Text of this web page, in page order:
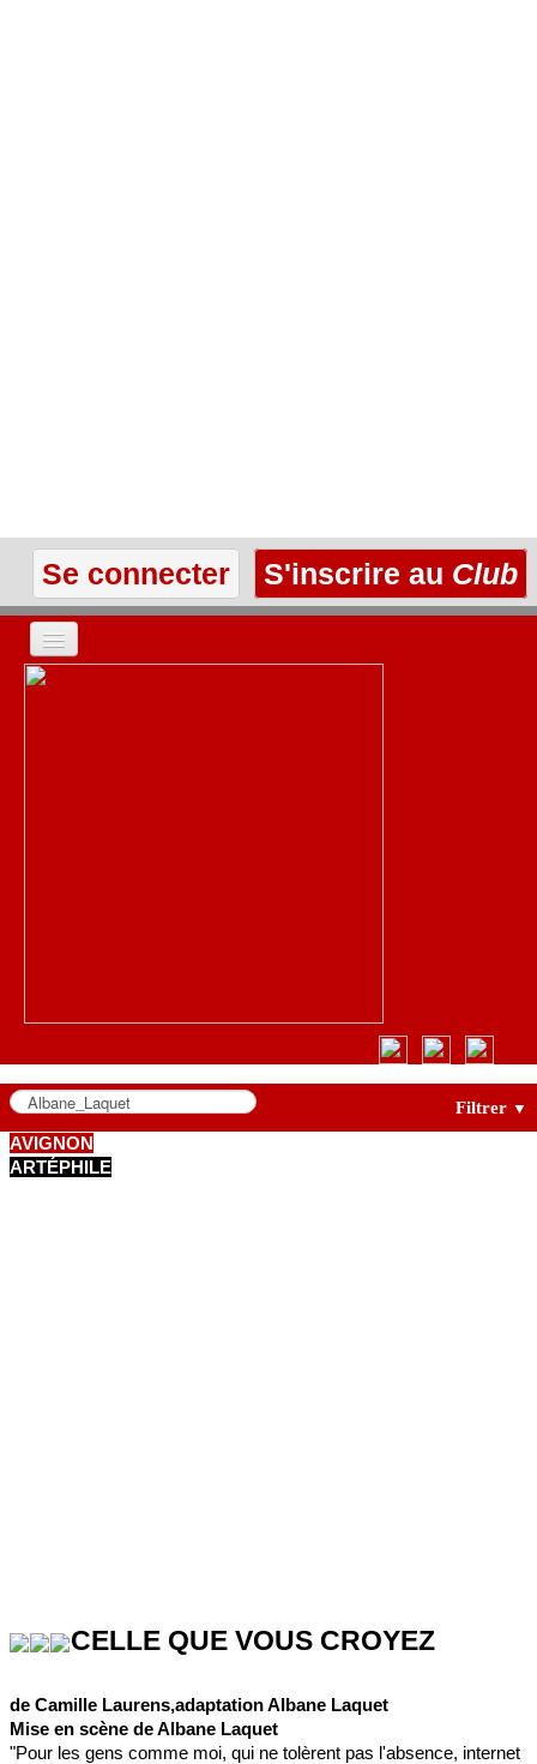
Se connecter S'inscrire au Club
Filtrer ▼
AVIGNON
ARTÉPHILE
CELLE QUE VOUS CROYEZ
de Camille Laurens,adaptation Albane Laquet
Mise en scène de Albane Laquet
"Pour les gens comme moi, qui ne tolèrent pas l'absence, internet